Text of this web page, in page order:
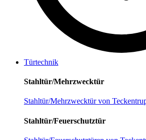
Türtechnik
Stahltür/Mehrzwecktür
Stahltür/Mehrzwecktür von
Stahltür/Feuerschutztür